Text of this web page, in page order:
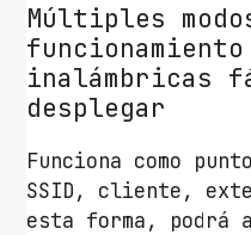
Múltiples
funcionamiento
inalámbricas
desplegar
Funciona como
SSID, cliente,
esta forma, podrá